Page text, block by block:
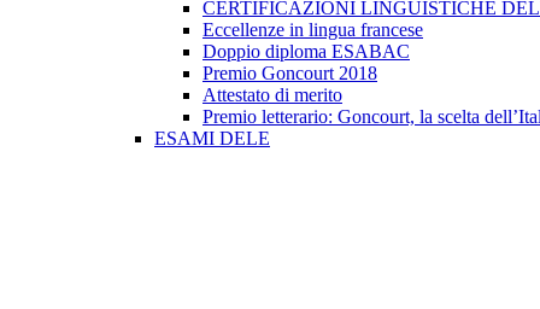
CERTIFICAZIONI LINGUISTICHE
Eccellenze in lingua francese
Doppio diploma ESABAC
Premio Goncourt 2018
Attestato di merito
Premio letterario: Goncourt, la scelta
ESAMI DELE